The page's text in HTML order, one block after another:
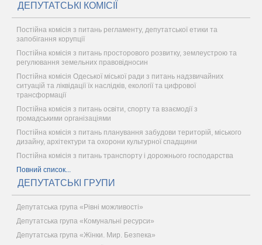
ДЕПУТАТСЬКІ КОМІСІЇ
Постійна комісія з питань регламенту, депутатської етики та
запобігання корупції
Постійна комісія з питань просторового розвитку, землеустрою та
регулювання земельних правовідносин
Постійна комісія Одеської міської ради з питань надзвичайних
ситуацій та ліквідації їх наслідків, екології та цифрової
трансформації
Постійна комісія з питань освіти, спорту та взаємодії з
громадськими організаціями
Постійна комісія з питань планування забудови територій, міського
дизайну, архітектури та охорони культурної спадщини
Постійна комісія з питань транспорту і дорожнього господарства
Повний список...
ДЕПУТАТСЬКІ ГРУПИ
Депутатська група «Рівні можливості»
Депутатська група «Комунальні ресурси»
Депутатська група «Жінки. Мир. Безпека»